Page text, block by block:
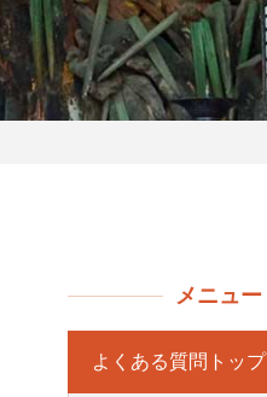
メニュー
よくある質問トップ